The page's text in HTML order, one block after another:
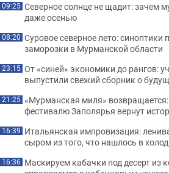
09:25 Северное солнце не щадит: зачем
даже осенью
08:20 Суровое северное лето:
заморозки в Мурманской области
23:15 От «синей» экономики до рангов:
выпустили свежий сборник о
21:25 «Мурманская миля»
фестивалю Заполярья вернут
16:39 Итальянская импровизация:
сыром из того, что нашлось в
16:36 Маскируем кабачки под десерт из